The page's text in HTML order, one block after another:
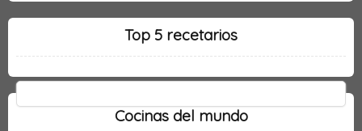
Top 5 recetarios
Cocinas del mundo